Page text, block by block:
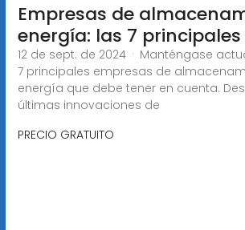
Empresas de
energía: las 7 principales
12 de sept. de 2024 · Manténgase
7 principales empresas de
energía que debe tener en cuenta.
últimas innovaciones de
PRECIO GRATUITO